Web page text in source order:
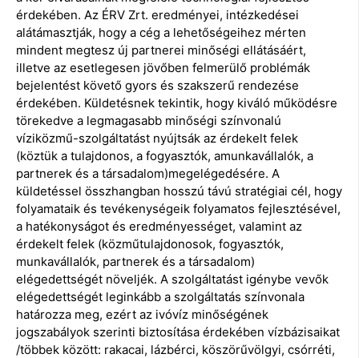
érdekében. Az ÉRV Zrt. eredményei, intézkedései
alátámasztják, hogy a cég a lehetőségeihez mérten
mindent megtesz új partnerei minőségi ellátásáért,
illetve az esetlegesen jövőben felmerülő problémák
bejelentést követő gyors és szakszerű rendezése
érdekében. Küldetésnek tekintik, hogy kiváló működésre
törekedve a legmagasabb minőségi színvonalú
víziközmű-szolgáltatást nyújtsák az érdekelt felek
(köztük a tulajdonos, a fogyasztók, amunkavállalók, a
partnerek és a társadalom)megelégedésére. A
küldetéssel összhangban hosszú távú stratégiai cél, hogy
folyamataik és tevékenységeik folyamatos fejlesztésével,
a hatékonyságot és eredményességet, valamint az
érdekelt felek (közműtulajdonosok, fogyasztók,
munkavállalók, partnerek és a társadalom)
elégedettségét növeljék. A szolgáltatást igénybe vevők
elégedettségét leginkább a szolgáltatás színvonala
határozza meg, ezért az ivóvíz minőségének
jogszabályok szerinti biztosítása érdekében vízbázisaikat
/többek között: rakacai, lázbérci, köszörűvölgyi, csórréti,